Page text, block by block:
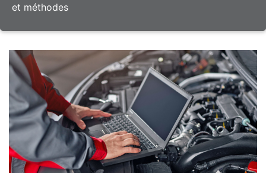
et méthodes